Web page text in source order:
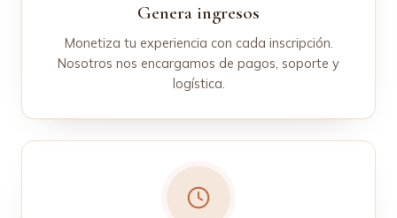
Genera ingresos
Monetiza tu experiencia con cada inscripción.
Nosotros nos encargamos de pagos, soporte y
logística.